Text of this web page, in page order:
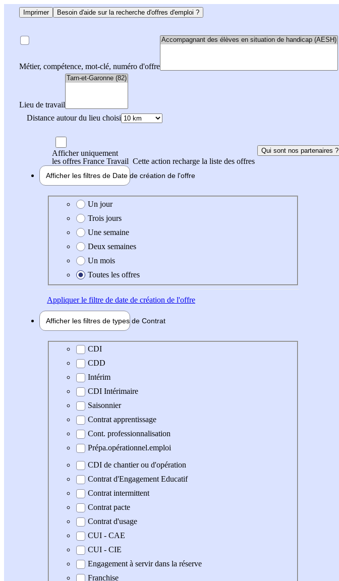
Imprimer Besoin d'aide sur la recherche d'offres d'emploi ?
Métier, compétence, mot-clé, numéro d'offre
Lieu de travail
Distance autour du lieu choisi
Afficher uniquement
les offres France Travail Cette action recharge la liste des offres
Qui sont nos partenaires ?
Afficher les filtres de Date de création de l'offre
Date de création de l'offre
Un jour
Trois jours
Une semaine
Deux semaines
Un mois
Toutes les offres
Appliquerle filtre de date de création de l'offre
Afficher les filtres de types de Contrat
Type de contrat
CDI
CDD
Intérim
CDI Intérimaire
Saisonnier
Contrat apprentissage
Cont. professionnalisation
Prépa.opérationnel.emploi
CDI de chantier ou d'opération
Contrat d'Engagement Educatif
Contrat intermittent
Contrat pacte
Contrat d'usage
CUI - CAE
CUI - CIE
Engagement à servir dans la réserve
Franchise